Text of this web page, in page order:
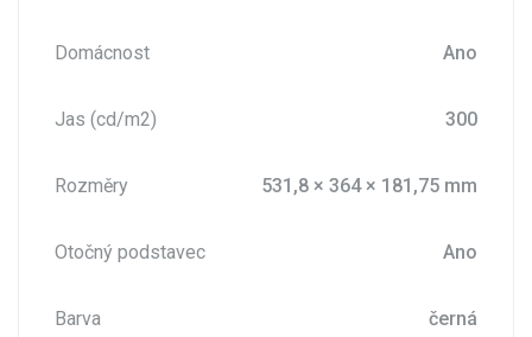
Domácnost Ano
Jas (cd/m2) 300
Rozměry 531,8 × 364 × 181,75 mm
Otočný podstavec Ano
Barva černá